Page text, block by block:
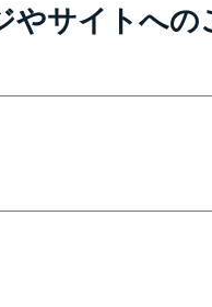
やサイトへ